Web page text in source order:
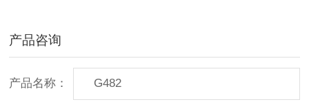
产品咨询
产品名称：